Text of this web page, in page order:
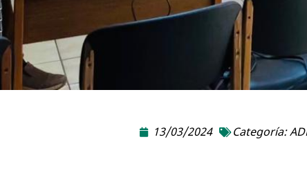
13/03/2024 Categoría: